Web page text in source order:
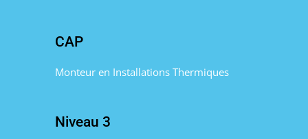
CAP
Monteur en Installations Thermiques
Niveau 3